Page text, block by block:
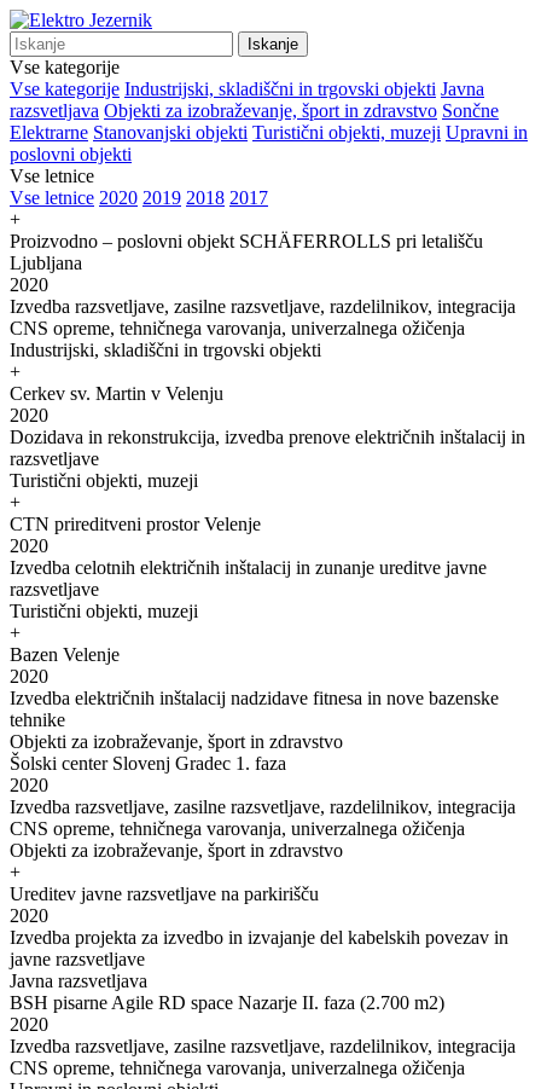
Iskanje
Vse kategorije
Vse kategorije Industrijski, skladiščni in trgovski objekti Javna
razsvetljava Objekti za izobraževanje, šport in zdravstvo Sončne
Elektrarne Stanovanjski objekti Turistični objekti, muzeji Upravni in
poslovni objekti
Vse letnice
Vse letnice 2020 2019 2018 2017
+
Proizvodno – poslovni objekt SCHÄFERROLLS pri letališču
Ljubljana
2020
Izvedba razsvetljave, zasilne razsvetljave, razdelilnikov, integracija
CNS opreme, tehničnega varovanja, univerzalnega ožičenja
Industrijski, skladiščni in trgovski objekti
+
Cerkev sv. Martin v Velenju
2020
Dozidava in rekonstrukcija, izvedba prenove električnih inštalacij in
razsvetljave
Turistični objekti, muzeji
+
CTN prireditveni prostor Velenje
2020
Izvedba celotnih električnih inštalacij in zunanje ureditve javne
razsvetljave
Turistični objekti, muzeji
+
Bazen Velenje
2020
Izvedba električnih inštalacij nadzidave fitnesa in nove bazenske
tehnike
Objekti za izobraževanje, šport in zdravstvo
Šolski center Slovenj Gradec 1. faza
2020
Izvedba razsvetljave, zasilne razsvetljave, razdelilnikov, integracija
CNS opreme, tehničnega varovanja, univerzalnega ožičenja
Objekti za izobraževanje, šport in zdravstvo
+
Ureditev javne razsvetljave na parkirišču
2020
Izvedba projekta za izvedbo in izvajanje del kabelskih povezav in
javne razsvetljave
Javna razsvetljava
BSH pisarne Agile RD space Nazarje II. faza (2.700 m2)
2020
Izvedba razsvetljave, zasilne razsvetljave, razdelilnikov, integracija
CNS opreme, tehničnega varovanja, univerzalnega ožičenja